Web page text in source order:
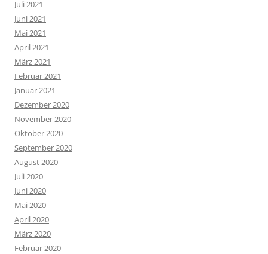
Juli 2021
Juni 2021
Mai 2021
April 2021
März 2021
Februar 2021
Januar 2021
Dezember 2020
November 2020
Oktober 2020
September 2020
August 2020
Juli 2020
Juni 2020
Mai 2020
April 2020
März 2020
Februar 2020